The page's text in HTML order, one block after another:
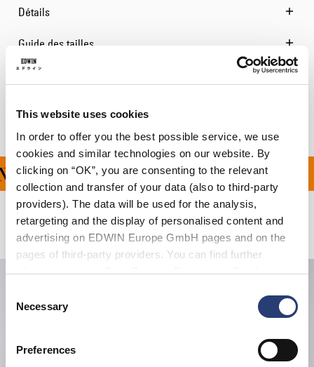
This website uses cookies
In order to offer you the best possible service, we use
cookies and similar technologies on our website. By
clicking on “OK”, you are consenting to the relevant
collection and transfer of your data (also to third-party
providers). The data will be used for the analysis,
retargeting and the display of personalised content and
advertising on EDWIN Europe GmbH pages and on the
pages of third-party providers. You can find further
information in ourData Privacy Statement. By changing
cookies or determine how they are used at any time.
Selection
Necessary
Preferences
Détails
Guide des tailles
Informations du fabricant
À PARTIR DE
Produits apparentés